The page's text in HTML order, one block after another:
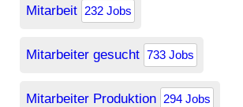
Mitarbeit 232 Jobs
Mitarbeiter gesucht 733 Jobs
Mitarbeiter Produktion 294 Jobs